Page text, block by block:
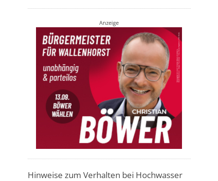
Anzeige
Hinweise zum Verhalten bei Hochwasser